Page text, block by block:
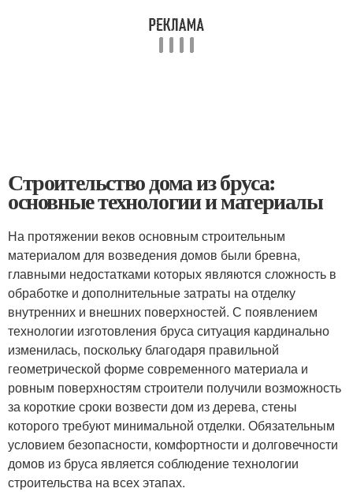
Строительство дома из бруса:
основные технологии и материалы
На протяжении веков основным строительным
материалом для возведения домов были бревна,
главными недостатками которых являются сложность в
обработке и дополнительные затраты на отделку
внутренних и внешних поверхностей. С появлением
технологии изготовления бруса ситуация кардинально
изменилась, поскольку благодаря правильной
геометрической форме современного материала и
ровным поверхностям строители получили возможность
за короткие сроки возвести дом из дерева, стены
которого требуют минимальной отделки. Обязательным
условием безопасности, комфортности и долговечности
домов из бруса является соблюдение технологии
строительства на всех этапах.